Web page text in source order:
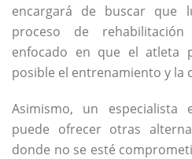
encargará de buscar que
proceso de
enfocado en que el atleta
posible el entrenamiento y la
Asimismo, un especialista
puede ofrecer otras
donde no se esté